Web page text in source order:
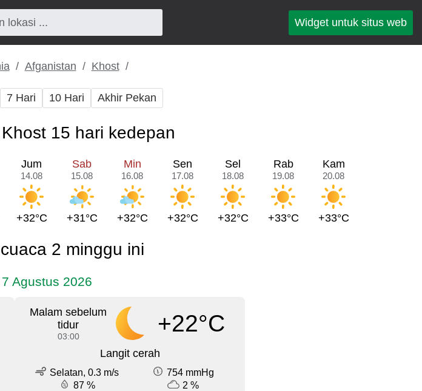
Widget untuk situs web
Afganistan Khost
7 Hari 10 Hari Akhir Pekan
15 hari kedepan
Jum
14.08
+32°C
Sab
15.08
+31°C
Min
16.08
+32°C
Sen
17.08
+32°C
Sel
18.08
+32°C
Rab
19.08
+33°C
Kam
20.08
+33°C
2 minggu ini
Agustus 2026
Malam sebelum
tidur
03:00 +22°C
Langit cerah
Selatan, 0.3 m/s
754 mmHg
87 %
2 %